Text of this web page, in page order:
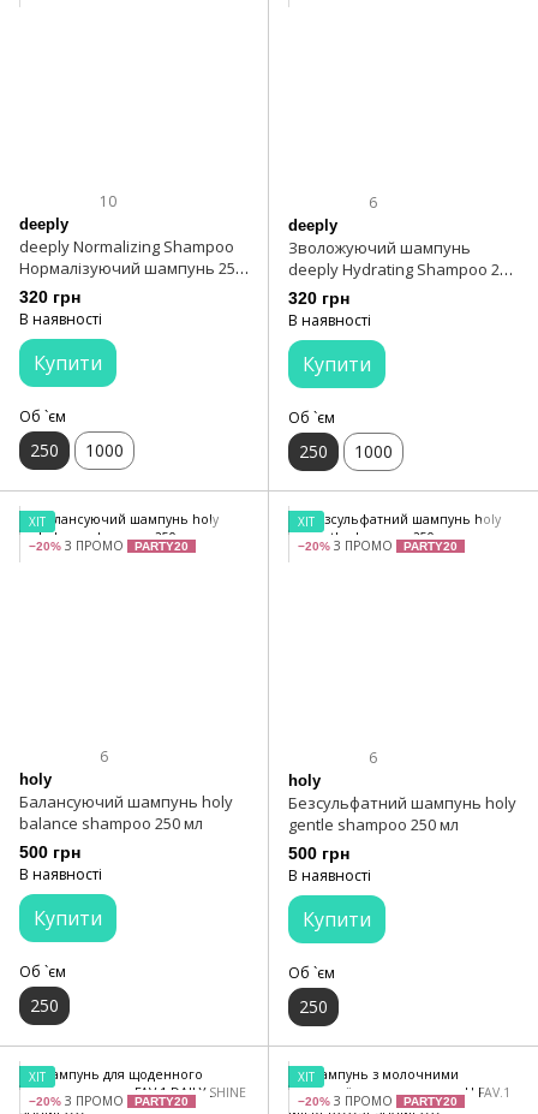
10
deeply
deeply Normalizing Shampoo
Нормалізуючий шампунь 250
мл
320 грн
В наявності
Купити
Об `єм
250 1000
6
deeply
Зволожуючий шампунь
deeply Hydrating Shampoo 250
мл
320 грн
В наявності
Купити
Об `єм
250 1000
ХІТ
−20% З ПРОМО PARTY20
6
holy
Балансуючий шампунь holy
balance shampoo 250 мл
500 грн
В наявності
Купити
Об `єм
250
ХІТ
−20% З ПРОМО PARTY20
6
holy
Безсульфатний шампунь holy
gentle shampoo 250 мл
500 грн
В наявності
Купити
Об `єм
250
ХІТ
−20% З ПРОМО PARTY20
ХІТ
−20% З ПРОМО PARTY20